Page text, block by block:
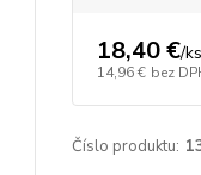
18,40 €/ks
14,96 € bez
Číslo produktu: